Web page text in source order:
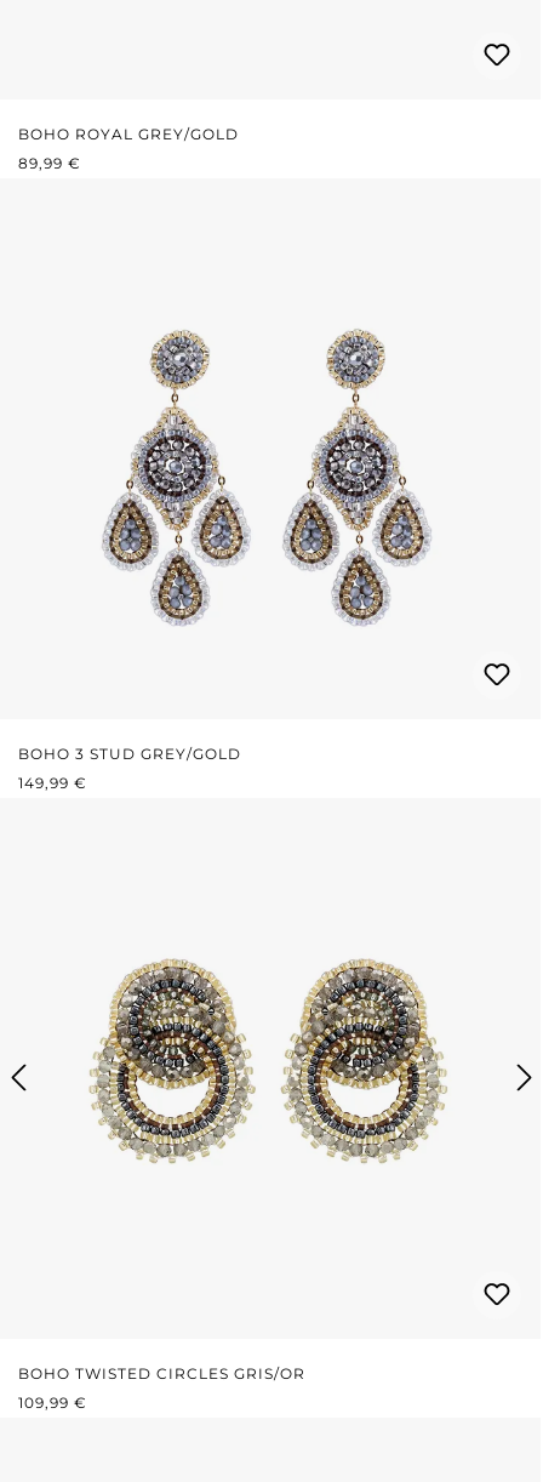
BOHO ROYAL GREY/GOLD
PRIX RÉGULIER :
89,99 €
BOHO 3 STUD GREY/GOLD
PRIX RÉGULIER :
149,99 €
BOHO TWISTED CIRCLES GRIS/OR
PRIX RÉGULIER :
109,99 €